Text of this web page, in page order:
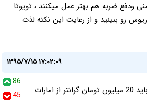
ودفع ضربه هم بهتر عمل میکنند ، تویوتا
وتویوتا پریوس رو ببینید و از رعایت این نکته لذت
۱۳۹۵/۷/۱۵ ۱۷:۰۲:۰۹
86
45
چرا در ایران پژو 208 باید 20 میلیون تومان گرانتر از امارات